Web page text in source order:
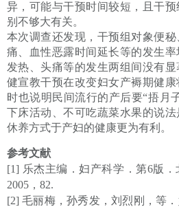
异，可能与干预时间较短，且干
别不够大有关。
本次调查还发现，干预组对象便
痛、血性恶露时间延长等的发生
发热、头痛等的发生两组间没有
健宣教干预在改变妇女产褥期健
时也说明民间流行的产后要“捂月
下床活动、不可吃蔬菜水果的说
休养方式于产妇的健康更为有利。
参考文献
[1] 乐杰主编．妇产科学．第6版．
2005，82.
[2] 毛丽梅，孙秀发，刘烈刚，等